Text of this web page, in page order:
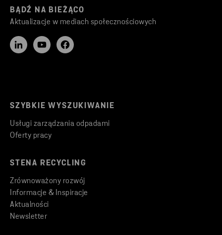
BĄDŹ NA BIEŻĄCO
Aktualizacje w mediach społecznościowych
SZYBKIE WYSZUKIWANIE
Usługi zarządzania odpadami
Oferty pracy
STENA RECYCLING
Zrównoważony rozwój
Informacje & Inspiracje
Aktualności
Newsletter